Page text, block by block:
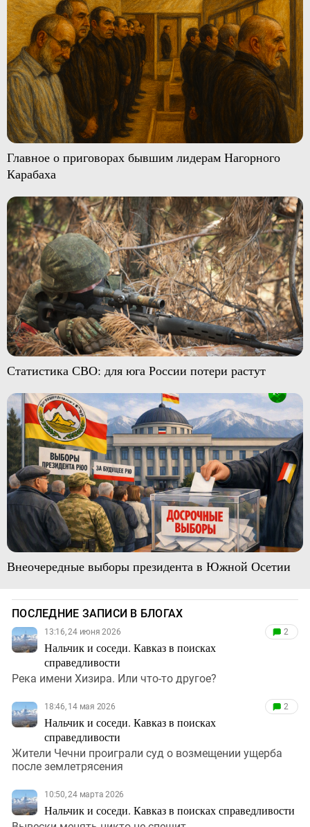
Главное о приговорах бывшим лидерам Нагорного
Карабаха
Статистика СВО: для юга России потери растут
Внеочередные выборы президента в Южной Осетии
ПОСЛЕДНИЕ ЗАПИСИ В БЛОГАХ
13:16, 24 июня 2026
Нальчик и соседи. Кавказ в поисках
справедливости
2
Река имени Хизира. Или что-то другое?
18:46, 14 мая 2026
Нальчик и соседи. Кавказ в поисках
справедливости
2
Жители Чечни проиграли суд о возмещении ущерба
после землетрясения
10:50, 24 марта 2026
Нальчик и соседи. Кавказ в поисках справедливости